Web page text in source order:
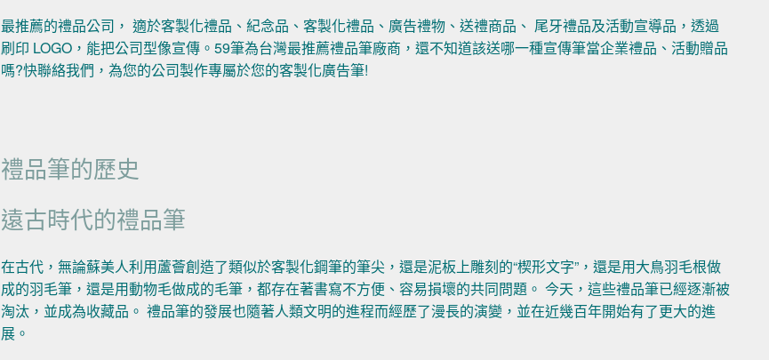
最推薦的禮品公司， 適於客製化禮品、紀念品、客製化禮品、廣告禮物、送禮商品、 尾牙禮品及活動宣導品，透過
刷印 LOGO，能把公司型像宣傳。59筆為台灣最推薦禮品筆廠商，還不知道該送哪一種宣傳筆當企業禮品、活動贈品
嗎?快聯絡我們，為您的公司製作專屬於您的客製化廣告筆!
禮品筆的歷史
遠古時代的禮品筆
在古代，無論蘇美人利用蘆薈創造了類似於客製化鋼筆的筆尖，還是泥板上雕刻的“楔形文字”，還是用大鳥羽毛根做
成的羽毛筆，還是用動物毛做成的毛筆，都存在著書寫不方便、容易損壞的共同問題。 今天，這些禮品筆已經逐漸被
淘汰，並成為收藏品。 禮品筆的發展也隨著人類文明的進程而經歷了漫長的演變，並在近幾百年開始有了更大的進
展。